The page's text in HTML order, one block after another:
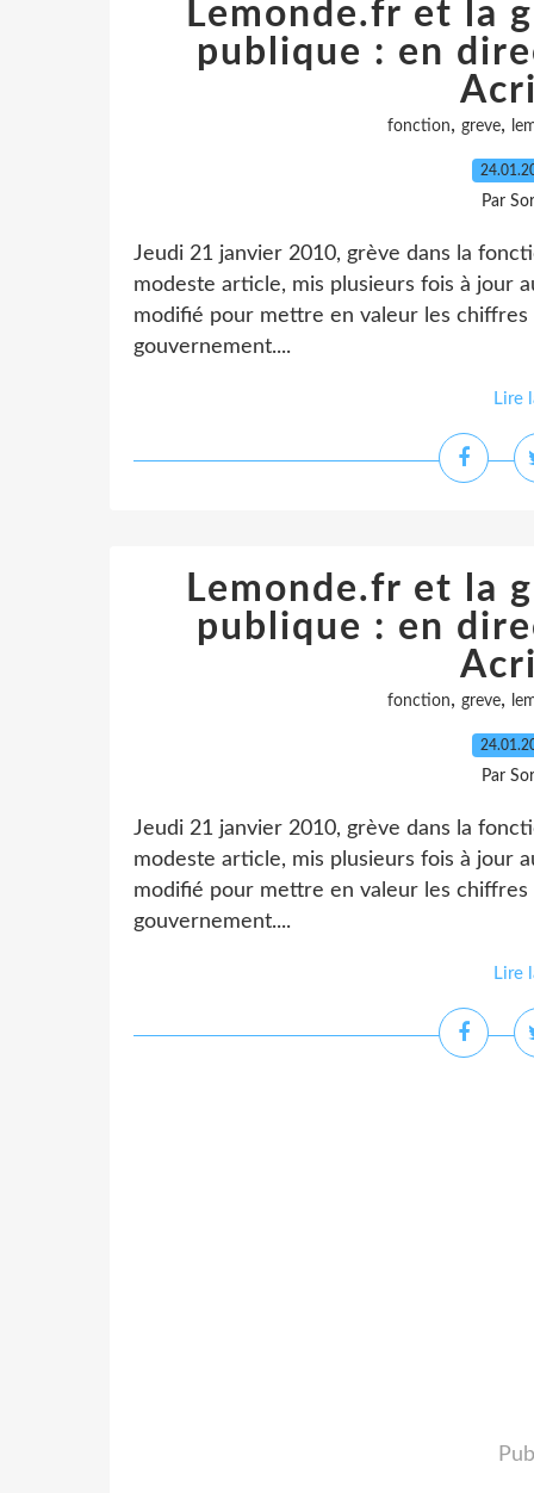
Lemonde.fr et la
publique : en
fonction, greve,
Par
Jeudi 21 janvier 2010, grève dans la
modeste article, mis plusieurs fois à jour
modifié pour mettre en valeur les
gouvernement....
Lire
Lemonde.fr et la
publique : en
fonction, greve,
Par
Jeudi 21 janvier 2010, grève dans la
modeste article, mis plusieurs fois à jour
modifié pour mettre en valeur les
gouvernement....
Lire